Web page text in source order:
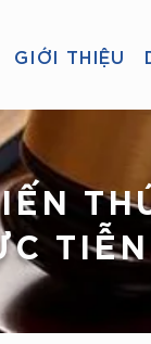
GIỚI THIỆU
TIỄN